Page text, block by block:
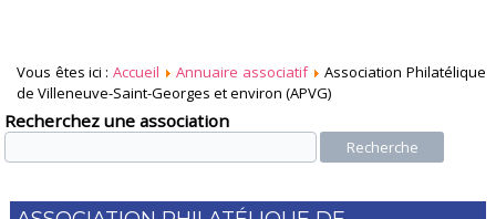
Vous êtes ici : Accueil Annuaire associatif
Association Philatélique
de Villeneuve-Saint-Georges et environ (APVG)
Recherchez une association
Recherche